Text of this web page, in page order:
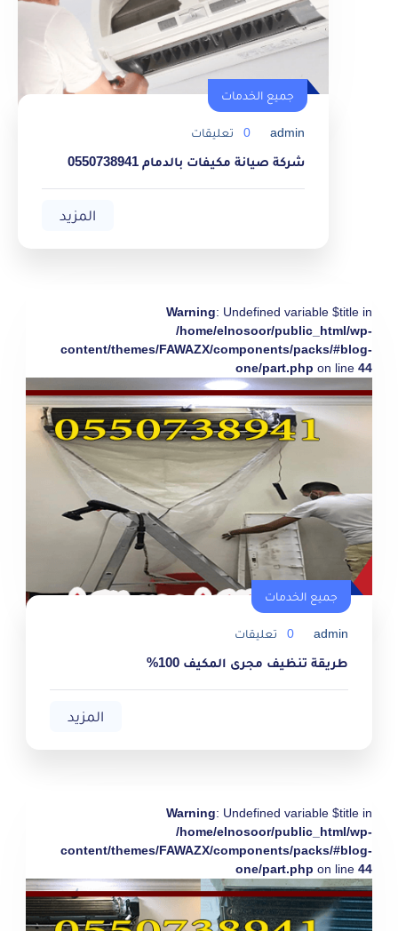
جميع الخدمات
admin
0 تعليقات
شركة صيانة مكيفات بالدمام 0550738941
المزيد
Warning: Undefined variable $title in
/home/elnosoor/public_html/wp-
content/themes/FAWAZX/components/packs/#blog-
one/part.php on line 44
جميع الخدمات
admin
0 تعليقات
طريقة تنظيف مجرى المكيف 100%
المزيد
Warning: Undefined variable $title in
/home/elnosoor/public_html/wp-
content/themes/FAWAZX/components/packs/#blog-
one/part.php on line 44